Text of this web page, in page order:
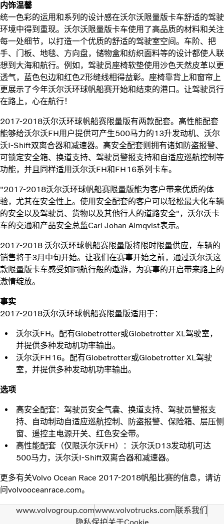
内饰温馨
统一色彩的运用和系列的设计感在沃尔沃限量版卡车舒适的驾驶
环境中得到重现。沃尔沃限量版卡车使用了高品质的材料和关注
每一处细节，以打造一个优质的舒适的驾驶室空间。车阶、把
手、门板、地毯、方向盘，储物盒和纺织面料等的设计都使人联
想到大海和航行。例如，驾驶员座椅软垫使用沙色天然皮革以更
透气，蓝色包边和红色Z形缝线相得益彰。座椅靠背上和窗帘上
更展示了今年沃尔沃环球帆船赛开始和结束的港口。让驾驶员行
在路上，心在航行！
2017-2018沃尔沃环球帆船赛限量版有两款配套。高性能配套
能够给沃尔沃FH用户提供可产生500马力的13升发动机、沃尔
沃I-Shift双离合器和减速器。高安全配套则拥有诸如防盗报警、
可锁定安全箱、换道支持、驾驶员警报支持和自适应巡航控制等
功能，并且同样适用沃尔沃FH和FH16系列卡车。
"2017-2018沃尔沃环球帆船赛限量版能为客户带来优质的体
验，尤其在安全性上。使用安全配套的客户可以轻松最大化车辆
的安全以及驾驶员、货物以及其他行人的道路安全"，沃尔沃卡
车的交通和产品安全总监Carl Johan Almqvist表示。
2017-2018 沃尔沃环球帆船赛限量版将限时限量供应，车辆的
销售将于3月中旬开始。让我们在赛事开始之前，通过沃尔沃这
款限量版卡车感受如同航行般的遨游，为赛事的开启带来路上的
激情绽放。
事实
2017-2018沃尔沃环球帆船赛限量版适用于：
沃尔沃FH。配有Globetrotter或Globetrotter XL驾驶室，
并提供多种发动机功率输出。
沃尔沃FH16。配有Globetrotter或Globetrotter XL驾驶
室，并提供多种发动机功率输出。
选项
高安全配套：驾驶员安全气囊、换道支持、驾驶员警报支
持、自动制动自适应巡航控制、防盗报警、保险箱、层压侧
窗、遥控主电源开关、红色安全带。
高性能配套（仅限沃尔沃FH）：沃尔沃D13发动机可达
500马力，沃尔沃I-Shift双离合器和减速器。
更多有关Volvo Ocean Race 2017-2018帆船比赛的信息，请访
问volvooceanrace.com。
www.volvogroup.comwww.volvotrucks.com联系我们